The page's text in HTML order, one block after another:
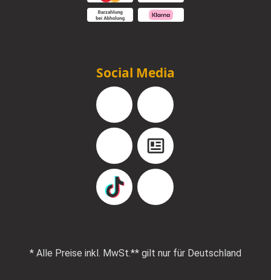
Social Media
Facebook Instagram
YouTube Blog
TikTok Pinterest
* Alle Preise inkl. MwSt.** gilt nur für Deutschland